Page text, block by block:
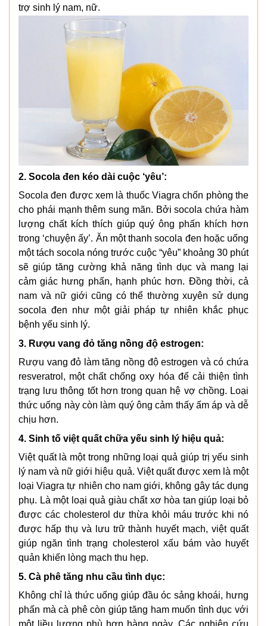
trợ sinh lý nam, nữ.
2. Socola đen kéo dài cuộc ‘yêu’:
Socola đen được xem là thuốc Viagra chốn phòng the
cho phái mạnh thêm sung mãn. Bởi socola chứa hàm
lượng chất kích thích giúp quý ông phấn khích hơn
trong ‘chuyện ấy’. Ăn một thanh socola đen hoặc uống
một tách socola nóng trước cuộc “yêu” khoảng 30 phút
sẽ giúp tăng cường khả năng tình dục và mang lại
cảm giác hưng phấn, hạnh phúc hơn. Đồng thời, cả
nam và nữ giới cũng có thể thường xuyên sử dụng
socola đen như một giải pháp tự nhiên khắc phục
bệnh yếu sinh lý.
3. Rượu vang đỏ tăng nồng độ estrogen:
Rượu vang đỏ làm tăng nồng độ estrogen và có chứa
resveratrol, một chất chống oxy hóa để cải thiện tình
trạng lưu thông tốt hơn trong quan hệ vợ chồng. Loại
thức uống này còn làm quý ông cảm thấy ấm áp và dễ
chịu hơn.
4. Sinh tố việt quất chữa yếu sinh lý hiệu quả:
Việt quất là một trong những loại quả giúp trị yếu sinh
lý nam và nữ giới hiệu quả. Việt quất được xem là một
loại Viagra tự nhiên cho nam giới, không gây tác dụng
phụ. Là một loại quả giàu chất xơ hòa tan giúp loại bỏ
được các cholesterol dư thừa khỏi máu trước khi nó
được hấp thụ và lưu trữ thành huyết mạch, việt quất
giúp ngăn tình trạng cholesterol xấu bám vào huyết
quản khiến lòng mạch thu hẹp.
5. Cà phê tăng nhu cầu tình dục:
Không chỉ là thức uống giúp đầu óc sảng khoái, hưng
phấn mà cà phê còn giúp tăng ham muốn tình dục với